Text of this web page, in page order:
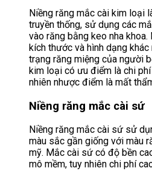
Niềng răng mắc cài kim loại
truyền thống, sử dụng các
vào răng bằng keo nha
kích thước và hình dạng khác
trạng răng miệng của người
kim loại có ưu điểm là chi
nhiên nhược điểm là mất
Niềng răng mắc cài sứ
Niềng răng mắc cài sứ sử
màu sắc gần giống với màu
mỹ. Mắc cài sứ có độ bền
mô mềm, tuy nhiên chi phí